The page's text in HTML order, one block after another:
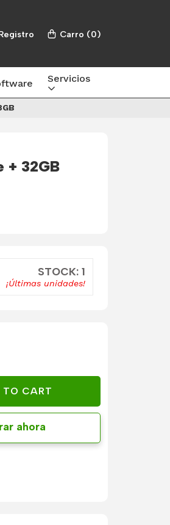
Carro (0)
Servicios
+ 32GB
STOCK: 1
¡Últimas unidades!
TO CART
ahora